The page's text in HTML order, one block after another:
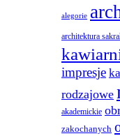
alegorie
architektura
impresje
rodzajowe
akademickie
zakochanych